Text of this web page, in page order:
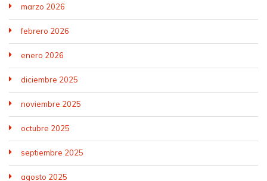
marzo 2026
febrero 2026
enero 2026
diciembre 2025
noviembre 2025
octubre 2025
septiembre 2025
agosto 2025